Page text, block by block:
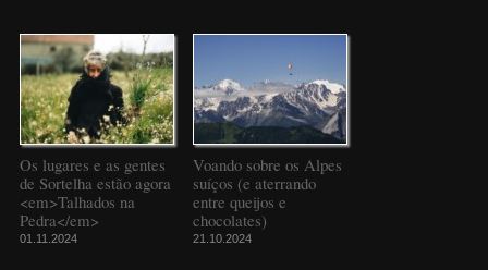
Os lugares e as gentes
de Sortelha estão agora
<em>Talhados na
Pedra</em>
01.11.2024
Voando sobre os Alpes
suíços (e aterrando
entre queijos e
chocolates)
21.10.2024